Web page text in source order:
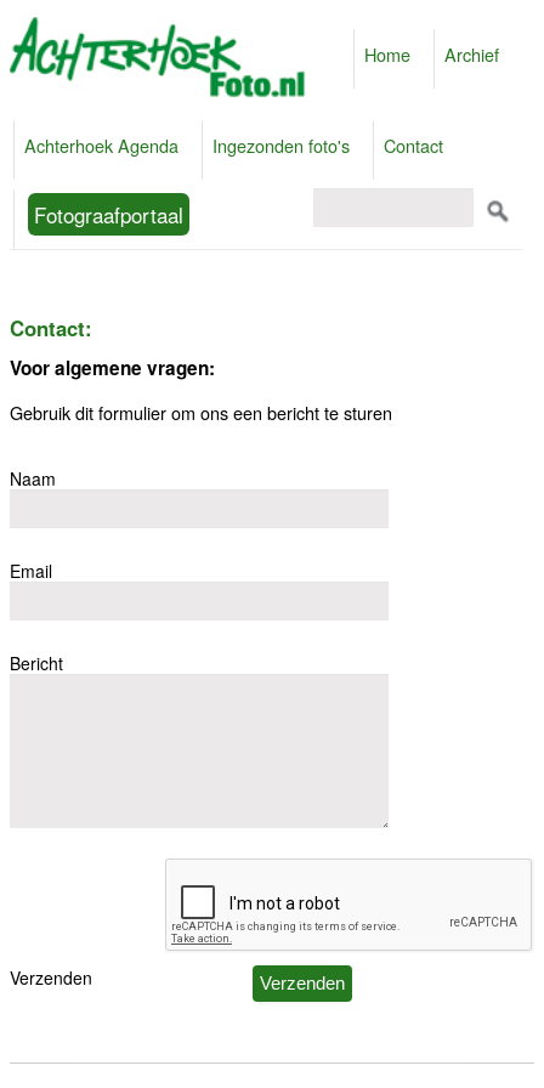
Home Archief
Achterhoek Agenda Ingezonden foto's Contact
Fotograafportaal
Contact:
Voor algemene vragen:
Gebruik dit formulier om ons een bericht te sturen
Naam
Email
Bericht
Verzenden